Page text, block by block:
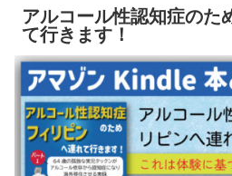
アルコール性認知症のた
て行きます！